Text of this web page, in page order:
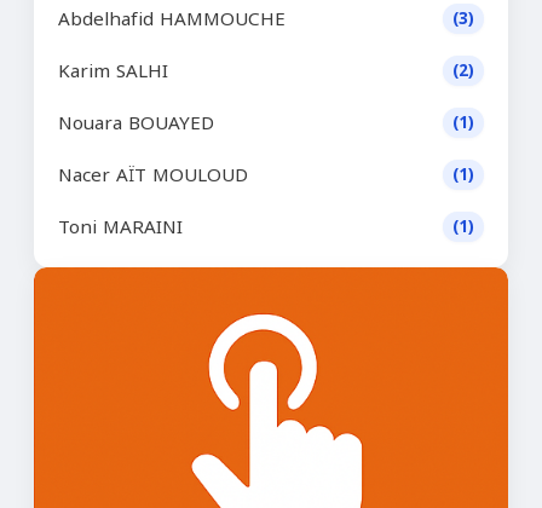
Abdelhafid HAMMOUCHE (3)
Karim SALHI (2)
Nouara BOUAYED (1)
Nacer AÏT MOULOUD (1)
Toni MARAINI (1)